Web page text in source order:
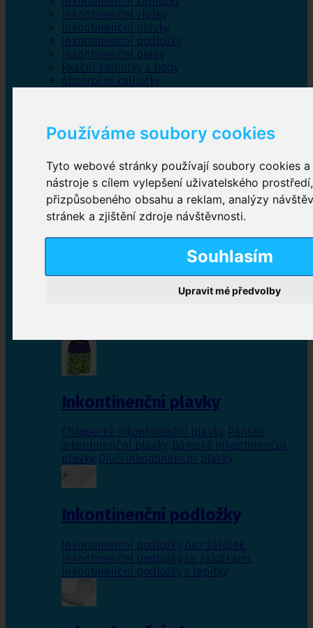
Používáme soubory cookies
Tyto webové stránky používají soubory cookies
nástroje s cílem vylepšení uživatelského
přizpůsobeného obsahu a reklam, analýzy
stránek a zjištění zdroje návštěvnosti.
Souhlasím
Upravit mé předvolby
Inkontinenční vložky
Inkontinenční plavky
Inkontinenční podložky
Inkontinenční pleny
Fixační kalhotky a body
Absorpční kalhotky
Inkontinenční kalhotky
Plenkové kalhotky navlékací,Plenkové kalhotky
zalepovací,Inkontinenční kalhotky dámské
Inkontinenční vložky
Inkontinenční plavky
Chlapecké inkontinenční plavky, Pánské
inkontinenční plavky, Dámské inkontinenční
plavky, Dívčí inkontinenční plavky
Inkontinenční podložky
Inkontinenční podložky bez záložek,
Inkontinenční podložky se záložkami,
Inkontinenční podložky s lepítky